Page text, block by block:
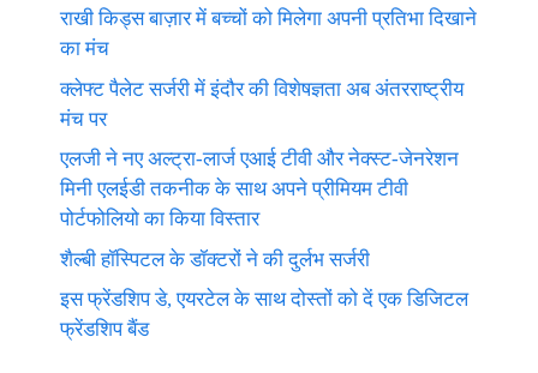
राखी किड्स बाज़ार में बच्चों को मिलेगा अपनी प्रतिभा दिखाने
का मंच
क्लेफ्ट पैलेट सर्जरी में इंदौर की विशेषज्ञता अब अंतरराष्ट्रीय
मंच पर
एलजी ने नए अल्ट्रा-लार्ज एआई टीवी और नेक्स्ट-जेनरेशन
मिनी एलईडी तकनीक के साथ अपने प्रीमियम टीवी
पोर्टफोलियो का किया विस्तार
शैल्बी हॉस्पिटल के डॉक्टरों ने की दुर्लभ सर्जरी
इस फ्रेंडशिप डे, एयरटेल के साथ दोस्तों को दें एक डिजिटल
फ्रेंडशिप बैंड